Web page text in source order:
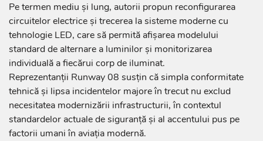
Pe termen mediu și lung, autorii propun reconfigurarea
circuitelor electrice și trecerea la sisteme moderne cu
tehnologie LED, care să permită afișarea modelului
standard de alternare a luminilor și monitorizarea
individuală a fiecărui corp de iluminat.
Reprezentanții Runway 08 susțin că simpla conformitate
tehnică și lipsa incidentelor majore în trecut nu exclud
necesitatea modernizării infrastructurii, în contextul
standardelor actuale de siguranță și al accentului pus pe
factorii umani în aviația modernă.